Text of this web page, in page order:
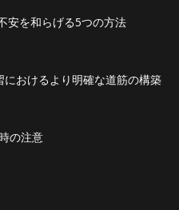
安を和らげる5つの方法
おけるより明確な道筋の構築
の注意